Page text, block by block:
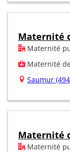
Maternité
Maternité
Maternité
Saumur
Maternité
Maternité